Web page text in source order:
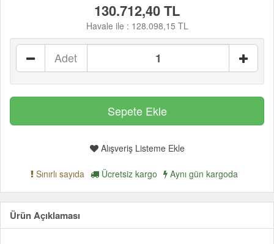
130.712,40 TL
Havale ile : 128.098,15 TL
Adet
Alışveriş Listeme Ekle
Sınırlı sayıda Ücretsiz kargo Aynı gün kargoda
Ürün Açıklaması